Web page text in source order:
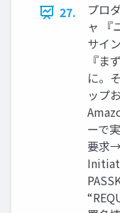
27.
プロ
ャ 『
サイ
『ま
に。
ップ
ーで
要求